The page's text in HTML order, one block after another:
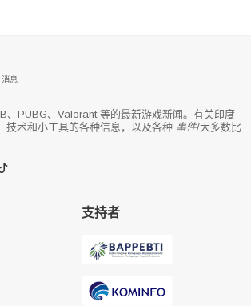
消息
、PUBG、Valorant 等的最新游戏新闻。有关印度
技术和小工具的各种信息，以及各种 事件/大多数比
支持者